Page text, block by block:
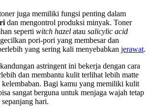
juga memiliki fungsi penting dalam
dan mengontrol produksi minyak. Toner
seperti witch hazel atau salicylic acid
pori-pori yang membesar dan
yang sering kali menyebabkan jerawat.
astringent ini bekerja dengan cara
dan membantu kulit terlihat lebih matte
kelembaban. Bagi kamu yang memiliki kulit
sangat berguna untuk menjaga wajah tetap
hari.